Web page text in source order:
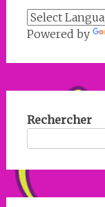
Powered by
Rechercher